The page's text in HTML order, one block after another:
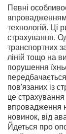
Певні
впровадженням
технологій. Ці
страхування.
транспортних
ліній тощо на
порушення
пов'язаних із
це страхування
впровадження
новинок, від
Йдеться про